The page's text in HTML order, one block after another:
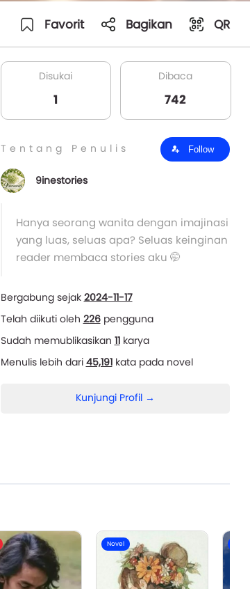
Favorit Bagikan QR
Disukai
1
Dibaca
742
Tentang Penulis Follow
9inestories
Hanya seorang wanita dengan imajinasi
yang luas, seluas apa? Seluas keinginan
reader membaca stories aku 🤭
Bergabung sejak 2024-11-17
Telah diikuti oleh 226pengguna
Sudah memublikasikan 11karya
Menulis lebih dari 45,191kata pada novel
Kunjungi Profil →
Novel